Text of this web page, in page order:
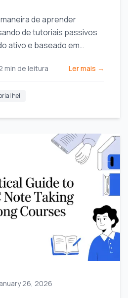
de aprender
de tutoriais passivos
ativo e baseado em
tutoriais.
min de leitura Ler mais →
hell
26, 2026